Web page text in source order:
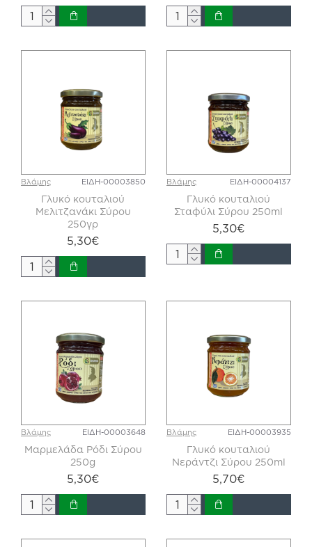
Βλάμης ΕΙΔΗ-00003850
Γλυκό κουταλιού
Μελιτζανάκι Σύρου
250γρ
5,30€
Βλάμης ΕΙΔΗ-00004137
Γλυκό κουταλιού
Σταφύλι Σύρου 250ml
5,30€
Βλάμης ΕΙΔΗ-00003648
Μαρμελάδα Ρόδι Σύρου
250g
5,30€
Βλάμης ΕΙΔΗ-00003935
Γλυκό κουταλιού
Νεράντζι Σύρου 250ml
5,70€